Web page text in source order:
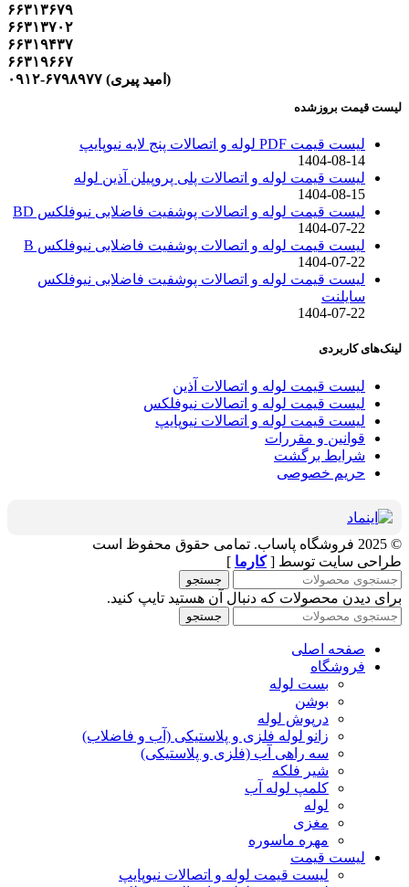
۶۶۳۱۳۶۷۹
۶۶۳۱۳۷۰۲
۶۶۳۱۹۴۳۷
۶۶۳۱۹۶۶۷
(امید پیری) ۶۷۹۸۹۷۷-۰۹۱۲
لیست قیمت بروزشده
لیست قیمت PDF لوله و اتصالات پنج لایه نیوپایپ
1404-08-14
لیست قیمت لوله و اتصالات پلی پروپیلن آذین لوله
1404-08-15
لیست قیمت لوله و اتصالات پوشفیت فاضلابی نیوفلکس BD
1404-07-22
لیست قیمت لوله و اتصالات پوشفیت فاضلابی نیوفلکس B
1404-07-22
لیست قیمت لوله و اتصالات پوشفیت فاضلابی نیوفلکس
سایلنت
1404-07-22
لینک‌های کاربردی
لیست قیمت لوله و اتصالات آذین
لیست قیمت لوله و اتصالات نیوفلکس
لیست قیمت لوله و اتصالات نیوپایپ
قوانین و مقررات
شرایط برگشت
حریم خصوصی
© 2025 فروشگاه پاساب. تمامی حقوق محفوظ است
طراحی سایت توسط [کارما ]
جستجو
برای دیدن محصولات که دنبال آن هستید تایپ کنید.
جستجو
صفحه اصلی
فروشگاه
بست لوله
بوشن
درپوش لوله
زانو لوله فلزی و پلاستیکی (آب و فاضلاب)
سه راهی آب (فلزی و پلاستیکی)
شیر فلکه
کلمپ لوله آب
لوله
مغزی
مهره ماسوره
لیست قیمت
لیست قیمت لوله و اتصالات نیوپایپ